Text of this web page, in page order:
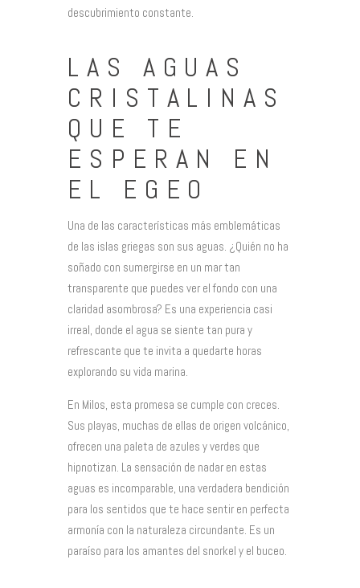
descubrimiento constante.
LAS AGUAS
CRISTALINAS
QUE TE
ESPERAN EN
EL EGEO
Una de las características más emblemáticas
de las islas griegas son sus aguas. ¿Quién no ha
soñado con sumergirse en un mar tan
transparente que puedes ver el fondo con una
claridad asombrosa? Es una experiencia casi
irreal, donde el agua se siente tan pura y
refrescante que te invita a quedarte horas
explorando su vida marina.
En Milos, esta promesa se cumple con creces.
Sus playas, muchas de ellas de origen volcánico,
ofrecen una paleta de azules y verdes que
hipnotizan. La sensación de nadar en estas
aguas es incomparable, una verdadera bendición
para los sentidos que te hace sentir en perfecta
armonía con la naturaleza circundante. Es un
paraíso para los amantes del snorkel y el buceo.